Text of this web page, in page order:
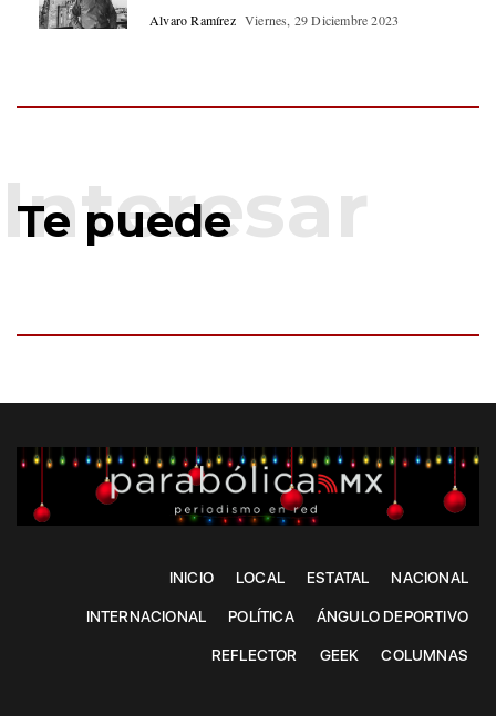
Alvaro Ramírez Viernes, 29 Diciembre 2023
Te puede
INICIO LOCAL ESTATAL NACIONAL
INTERNACIONAL POLÍTICA ÁNGULO DEPORTIVO
REFLECTOR GEEK COLUMNAS